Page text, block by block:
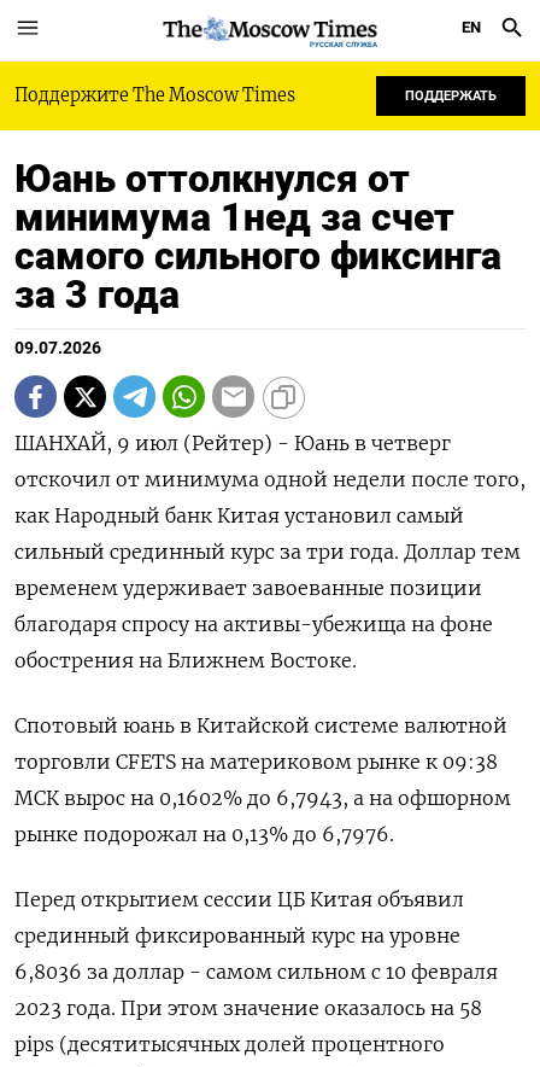
РУССКАЯ СЛУЖБА
EN
Поддержите The Moscow Times ПОДДЕРЖАТЬ
Юань оттолкнулся от
минимума 1нед за счет
самого сильного фиксинга
за 3 года
09.07.2026
ШАНХАЙ, 9 июл (Рейтер) - Юань в четверг
отскочил от минимума одной недели после того,
как Народный банк Китая установил самый
сильный срединный курс ‌за три года. Доллар тем
временем удерживает завоеванные позиции
благодаря спросу на активы-убежища на фоне
обострения на Ближнем Востоке.
Спотовый юань в Китайской ​системе валютной
торговли CFETS ​на материковом рынке ​к 09:38
МСК ⁠вырос на 0,1602% до 6,7943, а на ‌офшорном
рынке подорожал на 0,13% ‌до 6,7976.
Перед открытием сессии ЦБ Китая объявил
срединный фиксированный курс на уровне ​
6,8036 за доллар - самом сильном с 10 февраля
2023 ‌года. При этом значение оказалось на 58
pips (десятитысячных долей ​процентного